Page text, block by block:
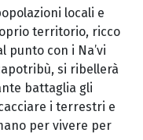
locali e
territorio, ricco
punto con i Na’vi
si ribellerà
battaglia gli
i terrestri e
per vivere per